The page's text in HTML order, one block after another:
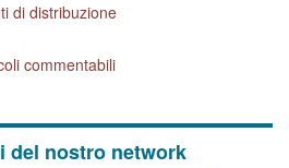
di distribuzione
commentabili
del nostro network